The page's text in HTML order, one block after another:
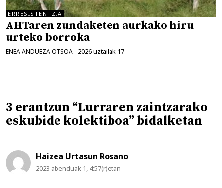
ERRESISTENTZIA
AHTaren zundaketen aurkako hiru
urteko borroka
ENEA ANDUEZA OTSOA - 2026 uztailak 17
3 erantzun “Lurraren zaintzarako
eskubide kolektiboa” bidalketan
Haizea Urtasun Rosano
2023 abenduak 1, 4:57(r)etan